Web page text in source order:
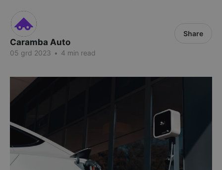
Caramba Auto
05 grd 2023 • 4 min read
Share